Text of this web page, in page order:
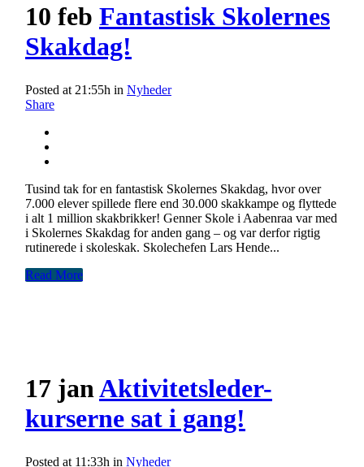
10 feb Fantastisk Skolernes
Skakdag!
Posted at 21:55h in Nyheder
Share
Tusind tak for en fantastisk Skolernes Skakdag, hvor over
7.000 elever spillede flere end 30.000 skakkampe og flyttede
i alt 1 million skakbrikker! Genner Skole i Aabenraa var med
i Skolernes Skakdag for anden gang – og var derfor rigtig
rutinerede i skoleskak. Skolechefen Lars Hende...
Read More
17 janAktivitetsleder-
kurserne sat i gang!
Posted at 11:33h in Nyheder